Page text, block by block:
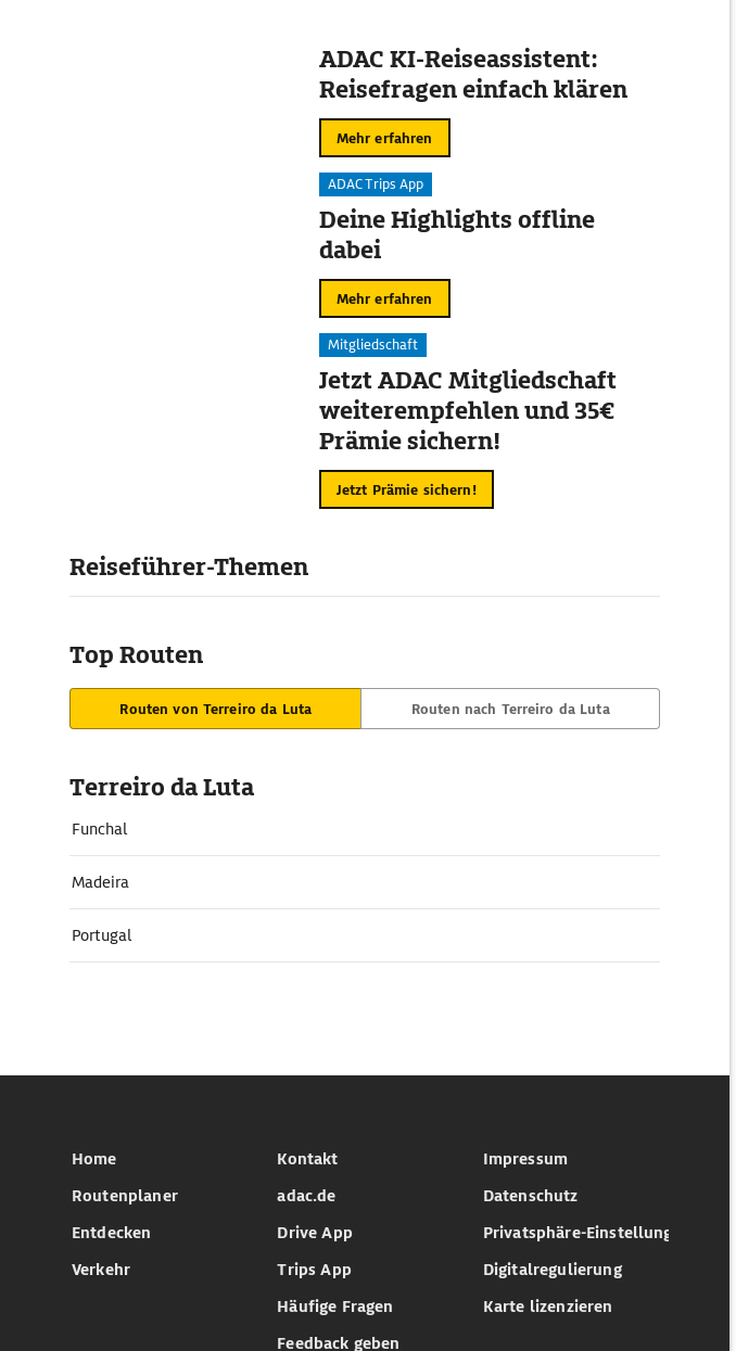
ADAC KI-Reiseassistent:
Reisefragen einfach klären
Mehr erfahren
ADAC Trips App
Deine Highlights offline
dabei
Mehr erfahren
Mitgliedschaft
Jetzt ADAC Mitgliedschaft
weiterempfehlen und 35€
Prämie sichern!
Jetzt Prämie sichern!
Reiseführer-Themen
Top Routen
Routen von Terreiro da Luta Routen nach Terreiro da Luta
Terreiro da Luta
Funchal
Madeira
Portugal
Home
Routenplaner
Entdecken
Verkehr
Kontakt
adac.de
Drive App
Trips App
Häufige Fragen
Feedback geben
Impressum
Datenschutz
Privatsphäre-Einstellungen
Digitalregulierung
Karte lizenzieren